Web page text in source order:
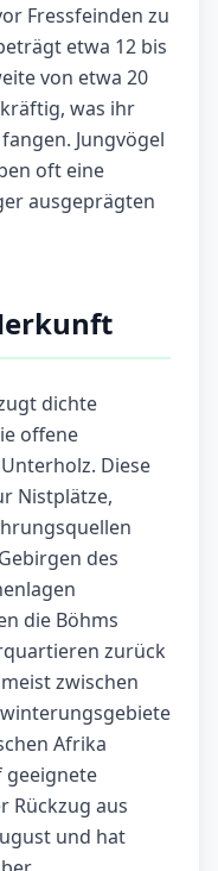
Fressfeinden zu
etwa 12 bis
von etwa 20
was ihr
Jungvögel
oft eine
ausgeprägten
dichte
offene
Diese
Nistplätze,
des
die Böhms
zurück
zwischen
Afrika
geeignete
Rückzug aus
und hat